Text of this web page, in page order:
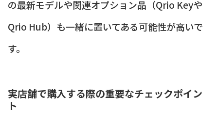
の最新モデルや関連オプション品（Qrio Keyや
Qrio Hub）も一緒に置いてある可能性が高いで
す。
実店舗で購入する際の重要なチェックポイン
ト